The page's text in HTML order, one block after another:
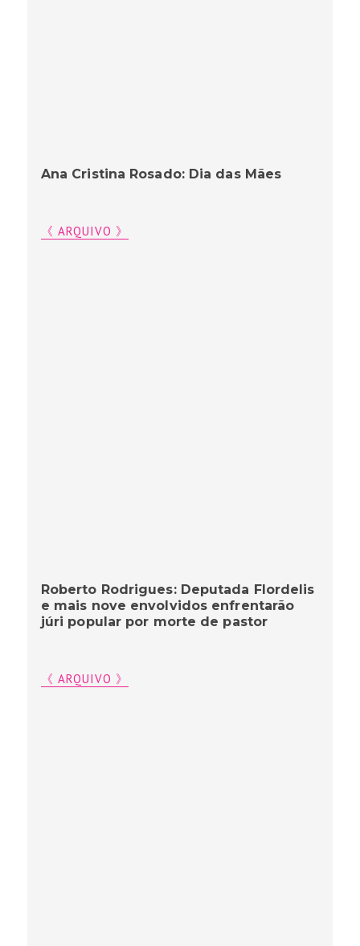
Ana Cristina Rosado: Dia das Mães
《 ARQUIVO 》
Roberto Rodrigues: Deputada Flordelis
e mais nove envolvidos enfrentarão
júri popular por morte de pastor
《 ARQUIVO 》